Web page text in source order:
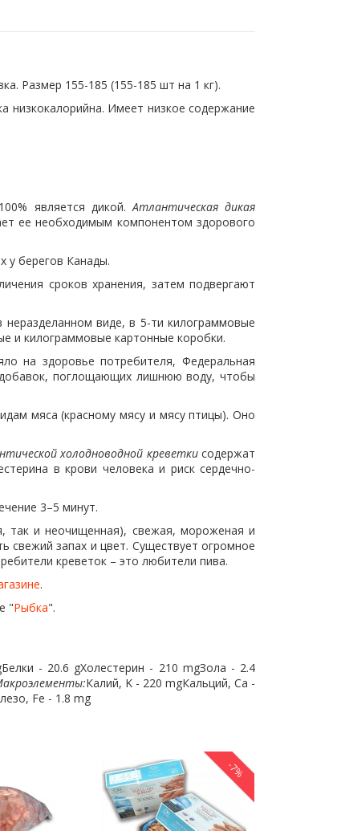
Размер 155-185 (155-185 шт на 1 кг).
низкокалорийна. Имеет низкое содержание
является дикой.Атлантическая дикая
ее необходимым компонентом здорового
у берегов Канады.
сроков хранения, затем подвергают
виде, в 5-ти килограммовые
и килограммовые картонные коробки.
на здоровье потребителя, Федеральная
добавок, поглощающих лишнюю воду, чтобы
мяса (красному мясу и мясу птицы). Оно
холодноводной креветкисодержат
в крови человека и риск сердечно-
3–5 минут.
так и неочищенная), свежая, мороженая и
запах и цвет. Существует огромное
креветок – это любители пива.
.
"Рыбка".
- 20.6 gХолестерин - 210 mgЗола - 2.4
Калий, K - 220 mgКальций, Ca -
Fe - 1.8 mg
-7%